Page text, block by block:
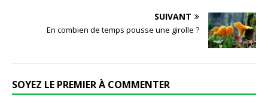
SUIVANT
En combien de temps pousse une girolle ?
SOYEZ LE PREMIER À COMMENTER